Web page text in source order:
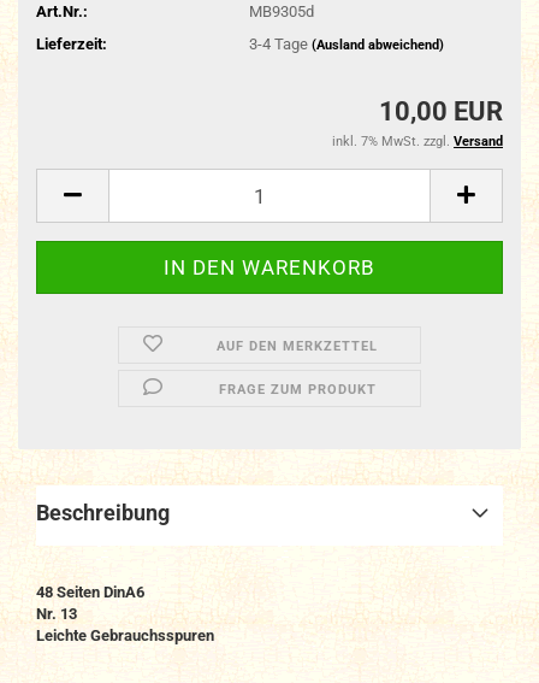
Art.Nr.:
MB9305d
Lieferzeit:
3-4 Tage (Ausland abweichend)
10,00 EUR
inkl. 7% MwSt. zzgl. Versand
AUF DEN MERKZETTEL
FRAGE ZUM PRODUKT
Beschreibung
48 Seiten DinA6
Nr. 13
Leichte Gebrauchsspuren